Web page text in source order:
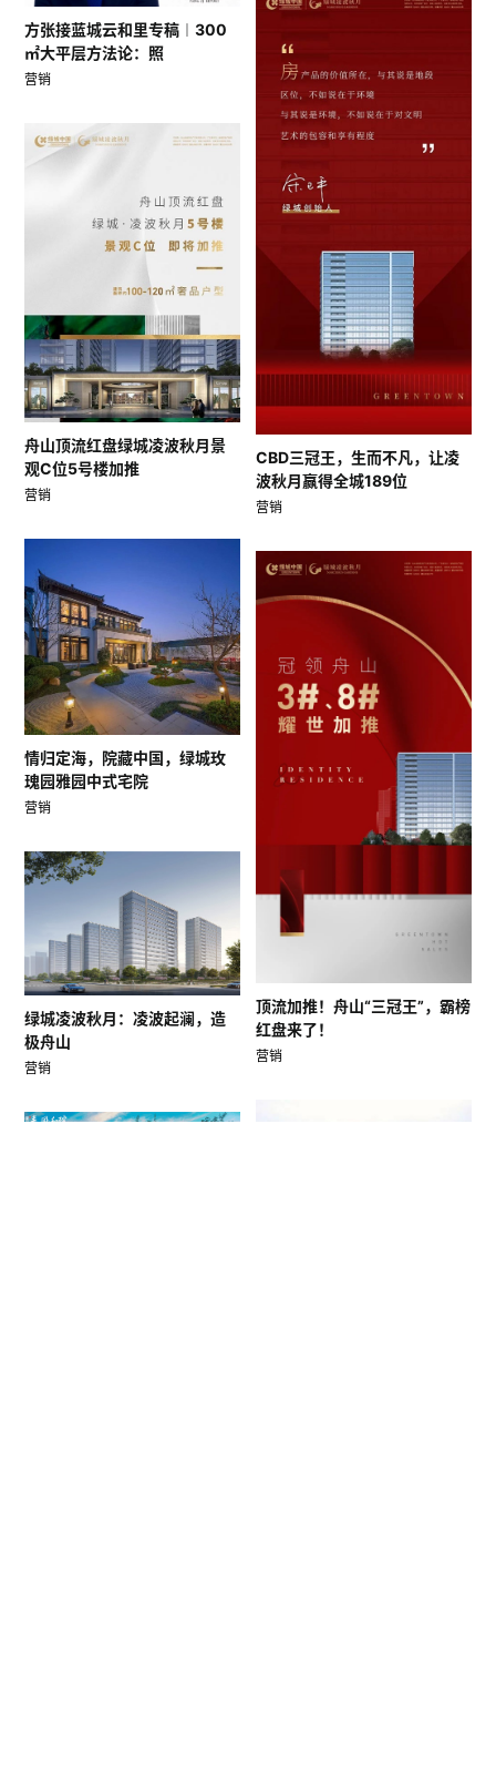
方张接蓝城云和里专稿︱300
㎡大平层方法论：照
营销
CBD三冠王，生而不凡，让凌
波秋月赢得全城189位
营销
舟山顶流红盘绿城凌波秋月景
观C位5号楼加推
营销
情归定海，院藏中国，绿城玫
瑰园雅园中式宅院
营销
顶流加推！舟山“三冠王”，霸榜
红盘来了！
营销
绿城凌波秋月：凌波起澜，造
极舟山
营销